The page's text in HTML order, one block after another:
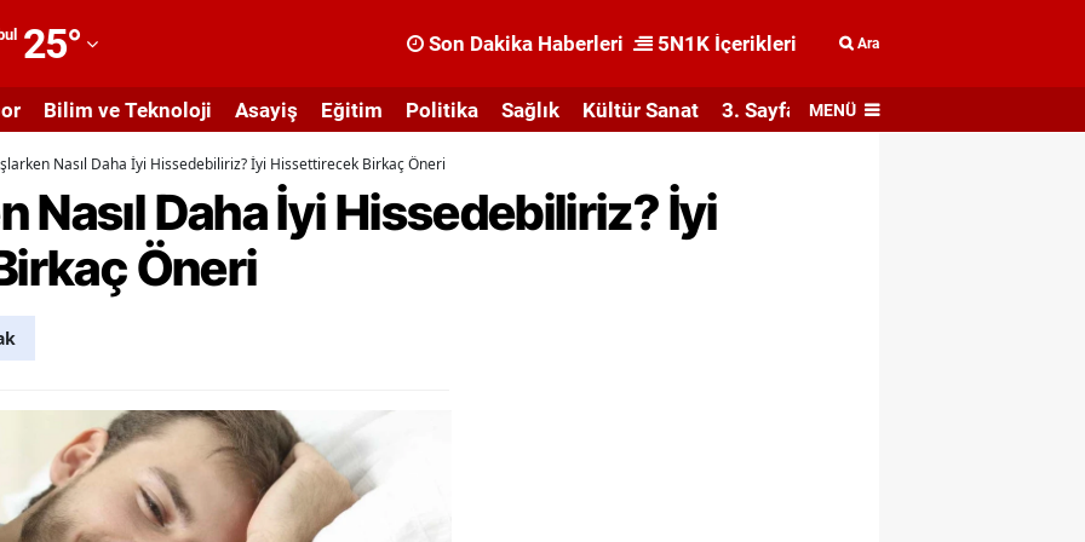
25° Son Dakika Haberleri 5N1K İçerikleri Ara
Bilim ve Teknoloji Asayiş Eğitim Politika Sağlık Kültür Sanat 3. Sayfa MENÜ
Nasıl Daha İyi Hissedebiliriz? İyi Hissettirecek Birkaç Öneri
Nasıl Daha İyi Hissedebiliriz? İyi
Öneri